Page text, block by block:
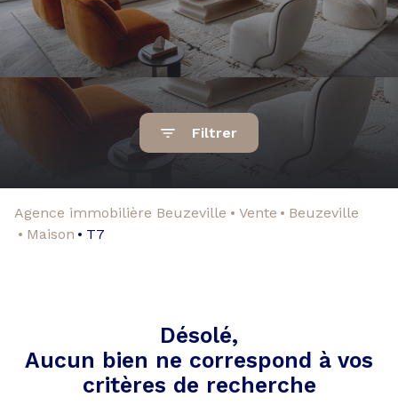
terrains
NOTRE
AGENCE
AVIS
CLIENTS
Filtrer
Agence immobilière Beuzeville Vente
Beuzeville
Maison
T7
Désolé,
Aucun bien ne correspond à vos
critères de recherche